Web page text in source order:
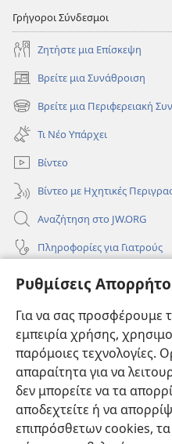
Ρυθμίσεις
Για να σας προσφέρουμε
εμπειρία χρήσης,
παρόμοιες τεχνολογίες.
απαραίτητα για να
δεν μπορείτε να τα
αποδεχτείτε ή να
επιπρόσθετων cookies,
Γρήγοροι Σύνδεσμοι
Ζητήστε μια Επίσκεψη
Βρείτε μια Συνάθροιση
(ανοίγει
νέο
παράθυρο)
Βρείτε μια Περιφερειακή
(ανοίγει
νέο
παράθυρο)
Τι Νέο Υπάρχει
Βίντεο
Βίντεο με Ηχητικές
Αναζήτηση στο JW.ORG
Πληροφορίες για Γιατρούς
Πληροφορίες για
Συνεισφορές
(ανοίγει
παράθυρο)ΔΙΑΔΙΚΤΥΑΚΗ ΒΙΒΛΙΟΘΗΚΗ
(ανοίγει
νέο
παράθυρο)
JW Hub ®
(ανοίγει